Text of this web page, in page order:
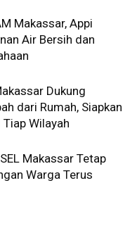
Makassar, Appi
Air Bersih dan
Dukung
dari Rumah, Siapkan
Tiap Wilayah
Makassar Tetap
Warga Terus